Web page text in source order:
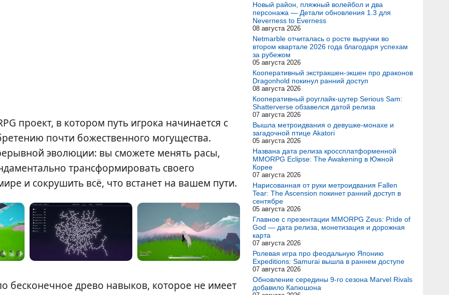
проект, в котором путь игрока начинается с
почти божественного могущества.
эволюции: вы сможете менять расы,
трансформировать своего
и сокрушить всё, что встанет на вашем пути.
бесконечное древо навыков, которое не имеет
Новый район, пляжный волейбол и два
персонажа — Детали обновления 1.3 для
Neverness to Everness
08 августа 2026
Netmarble отчиталась о росте выручки во
втором квартале 2026 года благодаря успехам
за рубежом
05 августа 2026
Кооперативный экстракшен-экшен про драконов
Dragonhold покинул ранний доступ
08 августа 2026
Кооперативный роуглайк-шутер Serious Sam:
Shatterverse обзавелся датой релиза
07 августа 2026
Вышла метроидвания о девушке-монахе и
загадочной птице Akatori
05 августа 2026
Названа дата релиза кроссплатформенной
MMORPG Eclipse: The Awakening в Южной
Корее
07 августа 2026
Нарисованная от руки метроидвания Fallen
Tear: The Ascension покинет ранний доступ в
сентябре
05 августа 2026
Главное с презентации MMORPG Zeus: Pride of
God — дата релиза, монетизация и дорожная
карта
07 августа 2026
Ролевая игра про феодальную Японию
Expeditions: Samurai вышла в раннем доступе
07 августа 2026
Обновление середины 9-го сезона Marvel Rivals
добавило Капюшона